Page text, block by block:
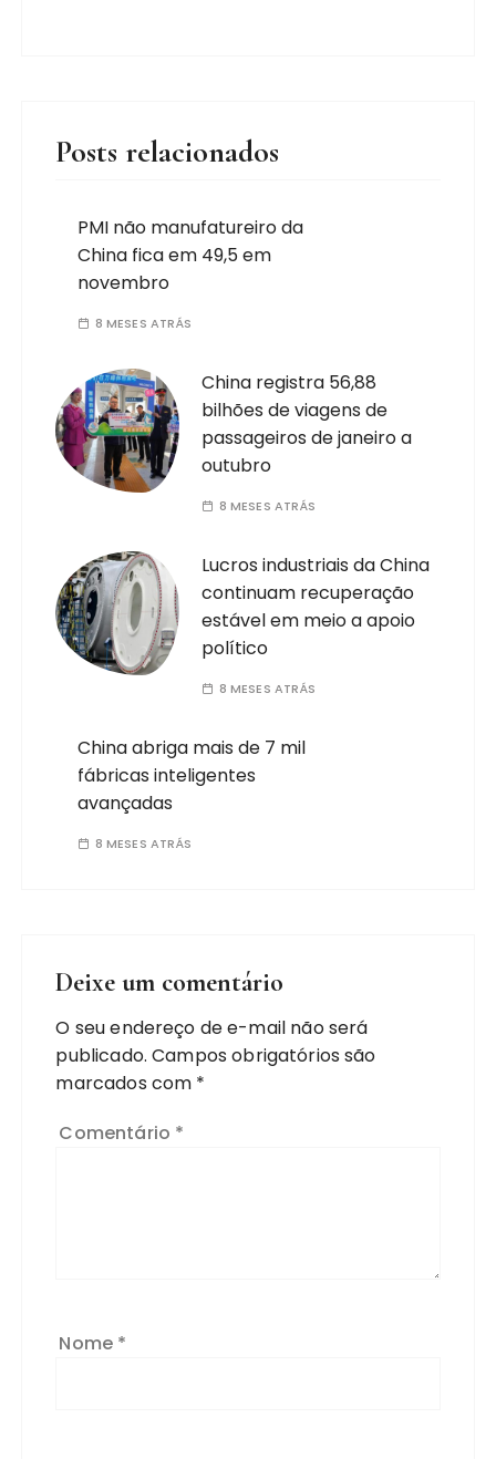
Posts relacionados
PMI não manufatureiro da
China fica em 49,5 em
novembro
8 MESES ATRÁS
China registra 56,88
bilhões de viagens de
passageiros de janeiro a
outubro
8 MESES ATRÁS
Lucros industriais da China
continuam recuperação
estável em meio a apoio
político
8 MESES ATRÁS
China abriga mais de 7 mil
fábricas inteligentes
avançadas
8 MESES ATRÁS
Deixe um comentário
O seu endereço de e-mail não será
publicado. Campos obrigatórios são
marcados com *
Comentário *
Nome *